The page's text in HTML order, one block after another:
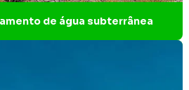
EIA
de água subterrânea